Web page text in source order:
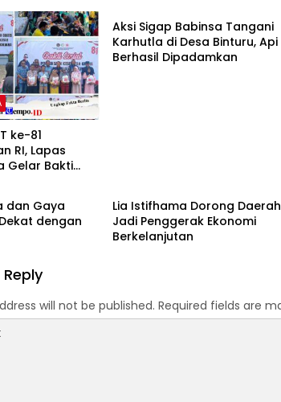
ke-81
RI, Lapas
Gelar Bakti
Aksi Sigap Babinsa Tangani
Karhutla di Desa Binturu, Api
Berhasil Dipadamkan
dan Gaya
dengan
Lia Istifhama Dorong Daerah
Jadi Penggerak Ekonomi
Berkelanjutan
will not be published. Required fields are